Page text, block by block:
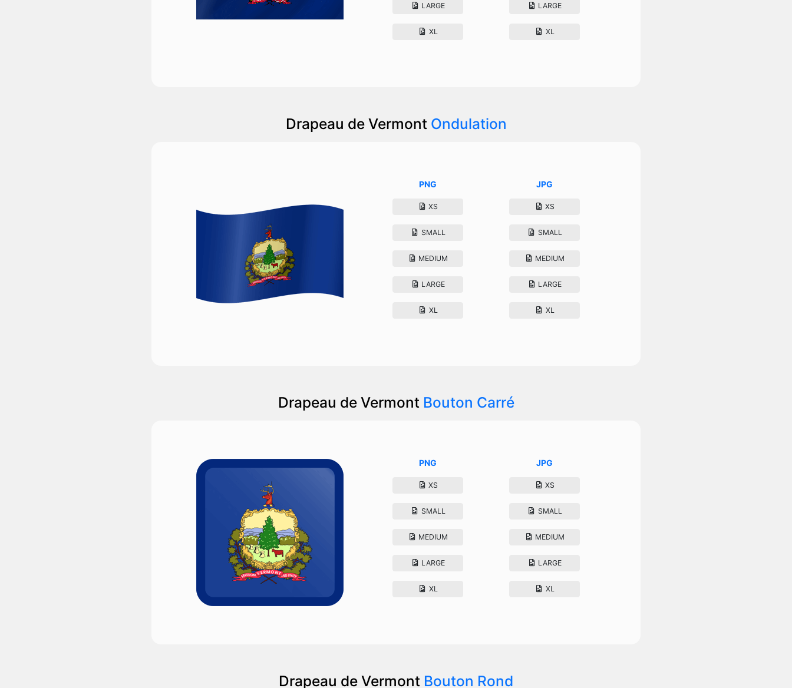
LARGE
XL
LARGE
XL
Drapeau de Vermont Ondulation
PNG
XS
SMALL
MEDIUM
LARGE
XL
JPG
XS
SMALL
MEDIUM
LARGE
XL
Drapeau de Vermont Bouton Carré
PNG
XS
SMALL
MEDIUM
LARGE
XL
JPG
XS
SMALL
MEDIUM
LARGE
XL
Drapeau de Vermont Bouton Rond